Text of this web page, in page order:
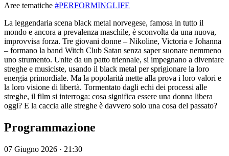
Aree tematiche #PERFORMINGLIFE
La leggendaria scena black metal norvegese, famosa in tutto il
mondo e ancora a prevalenza maschile, è sconvolta da una nuova,
improvvisa forza. Tre giovani donne – Nikoline, Victoria e Johanna
– formano la band Witch Club Satan senza saper suonare nemmeno
uno strumento. Unite da un patto triennale, si impegnano a diventare
streghe e musiciste, usando il black metal per sprigionare la loro
energia primordiale. Ma la popolarità mette alla prova i loro valori e
la loro visione di libertà. Tormentato dagli echi dei processi alle
streghe, il film si interroga: cosa significa essere una donna libera
oggi? E la caccia alle streghe è davvero solo una cosa del passato?
Programmazione
07 Giugno 2026 · 21:30